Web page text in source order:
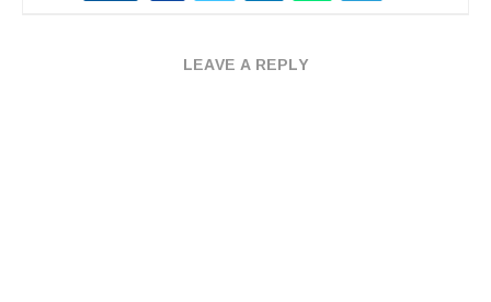
LEAVE A REPLY